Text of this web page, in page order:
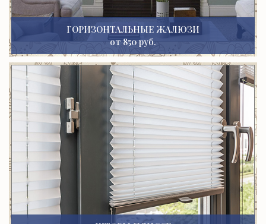
ГОРИЗОНТАЛЬНЫЕ ЖАЛЮЗИ
от 850 руб.